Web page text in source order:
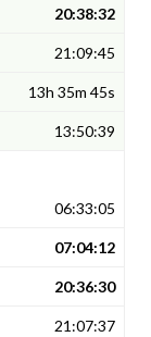
20:38:32
21:09:45
13h 35m 45s
13:50:39
06:33:05
07:04:12
20:36:30
21:07:37